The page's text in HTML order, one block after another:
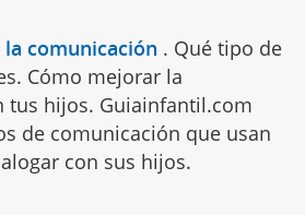
comunicación . Qué tipo de
Cómo mejorar la
tus hijos. Guiainfantil.com
de comunicación que usan
con sus hijos.